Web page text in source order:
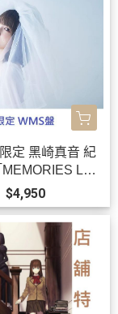
定 黑崎真音 紀
LAS
黒崎真音 *9/22
$4,950